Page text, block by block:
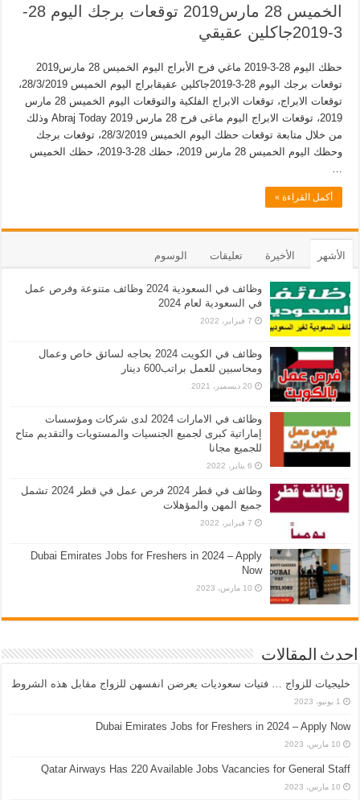
الخميس 28 مارس2019 توقعات برجك اليوم 28-
3-2019جاكلين عقيقي
حظك اليوم 28-3-2019 ماغي فرح الأبراج اليوم الخميس 28 مارس2019
توقعات برجك اليوم 28-3-2019جاكلين عقيقابراج اليوم الخميس 28/3/2019،
توقعات الابراج، توقعات الابراج الفلكية والتوقعات اليوم الخميس 28 مارس
2019، توقعات الابراج اليوم ماغى فرح 28 مارس 2019 Abraj Today وذلك
من خلال متابعة توقعات حظك اليوم الخميس 28/3/2019، توقعات برجك
وحظك اليوم الخميس 28 مارس 2019، حظك 28-3-2019، حظك الخميس
أكمل القراءة »
الأشهر الأخيرة تعليقات الوسوم
وظائف في السعودية 2024 وظائف متنوعة وفرص عمل
في السعودية لعام 2024
7 فبراير، 2022
وظائف في الكويت 2024 بحاجه لسائق خاص وعمال
ومحاسبين للعمل براتب600 دينار
20 ديسمبر، 2021
وظائف في الامارات 2024 لدى شركات ومؤسسات
إماراتية كبرى لجميع الجنسيات والمستويات والتقديم متاح
للجميع مجانا
6 يناير، 2022
وظائف في قطر 2024 فرص عمل في قطر 2024 تشمل
جميع المهن والمؤهلات
7 فبراير، 2022
Dubai Emirates Jobs for Freshers in 2024 – Apply
Now
10 مارس، 2023
احدث المقالات
خليجيات للزواج … فتيات سعوديات يعرضن انفسهن للزواج مقابل هذه الشروط
1 يونيو، 2023
Dubai Emirates Jobs for Freshers in 2024 – Apply Now
10 مارس، 2023
Qatar Airways Has 220 Available Jobs Vacancies for General Staff
10 مارس، 2023